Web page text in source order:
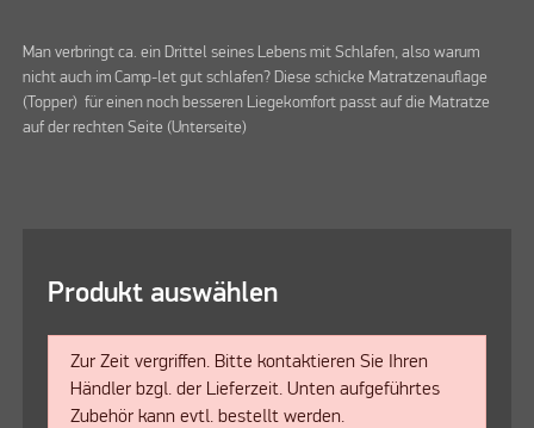
Man verbringt ca. ein Drittel seines Lebens mit Schlafen, also warum
nicht auch im Camp-let gut schlafen? Diese schicke Matratzenauflage
(Topper) für einen noch besseren Liegekomfort passt auf die Matratze
auf der rechten Seite (Unterseite)
Produkt auswählen
Zur Zeit vergriffen. Bitte kontaktieren Sie Ihren
Händler bzgl. der Lieferzeit. Unten aufgeführtes
Zubehör kann evtl. bestellt werden.